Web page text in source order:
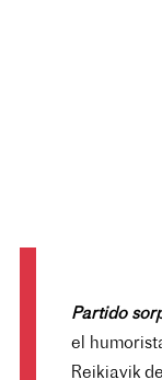
Partido
el
Reikiavik